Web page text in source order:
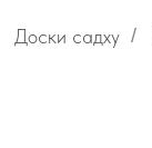
Доски садху /